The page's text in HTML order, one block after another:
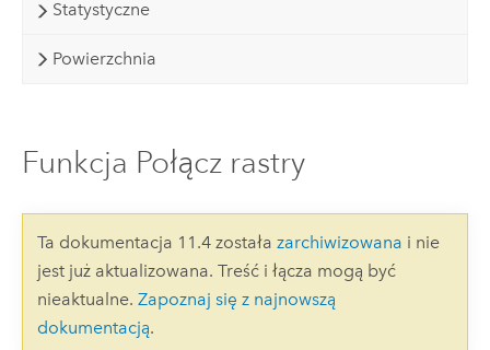
Statystyczne
Powierzchnia
Funkcja Połącz rastry
Ta dokumentacja 11.4 została zarchiwizowana i nie
jest już aktualizowana. Treść i łącza mogą być
nieaktualne. Zapoznaj się z najnowszą
dokumentacją.